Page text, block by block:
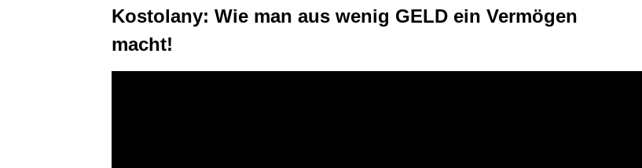
Kostolany: Wie man aus wenig GELD ein Vermögen
macht!